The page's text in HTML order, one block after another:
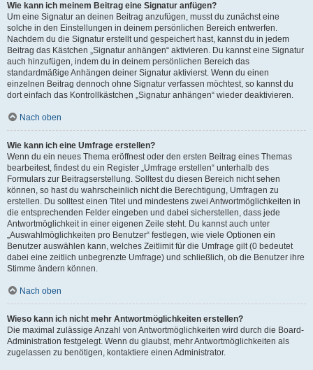
Wie kann ich meinem Beitrag eine Signatur anfügen?
Um eine Signatur an deinen Beitrag anzufügen, musst du zunächst eine
solche in den Einstellungen in deinem persönlichen Bereich entwerfen.
Nachdem du die Signatur erstellt und gespeichert hast, kannst du in jedem
Beitrag das Kästchen „Signatur anhängen“ aktivieren. Du kannst eine Signatur
auch hinzufügen, indem du in deinem persönlichen Bereich das
standardmäßige Anhängen deiner Signatur aktivierst. Wenn du einen
einzelnen Beitrag dennoch ohne Signatur verfassen möchtest, so kannst du
dort einfach das Kontrollkästchen „Signatur anhängen“ wieder deaktivieren.
Nach oben
Wie kann ich eine Umfrage erstellen?
Wenn du ein neues Thema eröffnest oder den ersten Beitrag eines Themas
bearbeitest, findest du ein Register „Umfrage erstellen“ unterhalb des
Formulars zur Beitragserstellung. Solltest du diesen Bereich nicht sehen
können, so hast du wahrscheinlich nicht die Berechtigung, Umfragen zu
erstellen. Du solltest einen Titel und mindestens zwei Antwortmöglichkeiten in
die entsprechenden Felder eingeben und dabei sicherstellen, dass jede
Antwortmöglichkeit in einer eigenen Zeile steht. Du kannst auch unter
„Auswahlmöglichkeiten pro Benutzer“ festlegen, wie viele Optionen ein
Benutzer auswählen kann, welches Zeitlimit für die Umfrage gilt (0 bedeutet
dabei eine zeitlich unbegrenzte Umfrage) und schließlich, ob die Benutzer ihre
Stimme ändern können.
Nach oben
Wieso kann ich nicht mehr Antwortmöglichkeiten erstellen?
Die maximal zulässige Anzahl von Antwortmöglichkeiten wird durch die Board-
Administration festgelegt. Wenn du glaubst, mehr Antwortmöglichkeiten als
zugelassen zu benötigen, kontaktiere einen Administrator.